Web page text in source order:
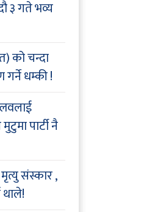
३ गते भव्य
को चन्दा
धम्की !
पार्टी नै
संस्कार ,